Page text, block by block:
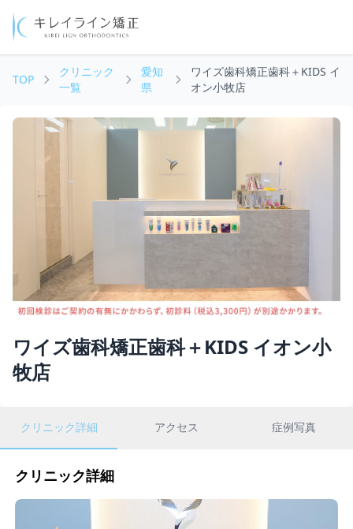
TOP
クリニック
一覧
愛知
県
ワイズ歯科矯正歯科＋KIDS イ
オン小牧店
ワイズ歯科矯正歯科＋KIDS イオン小
牧店
クリニック詳細 アクセス 症例写真
クリニック詳細